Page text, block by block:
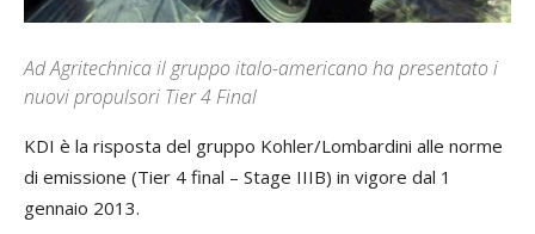
Ad Agritechnica il gruppo italo-americano ha presentato i
nuovi propulsori Tier 4 Final
KDI è la risposta del gruppo Kohler/Lombardini alle norme
di emissione (Tier 4 final – Stage IIIB) in vigore dal 1
gennaio 2013.